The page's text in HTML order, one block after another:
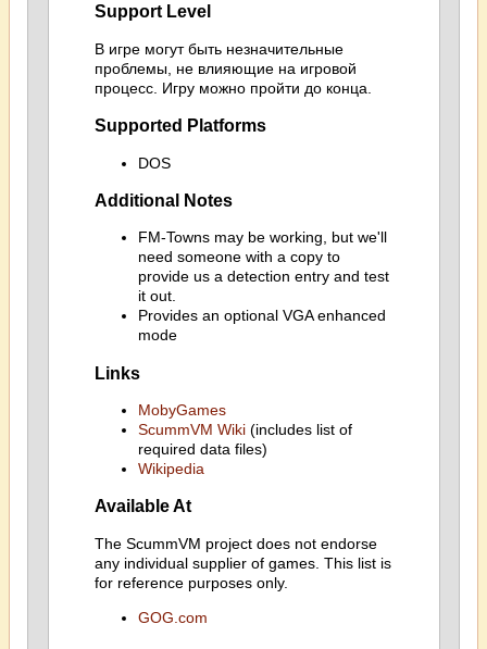
Support Level
В игре могут быть незначительные
проблемы, не влияющие на игровой
процесс. Игру можно пройти до конца.
Supported Platforms
DOS
Additional Notes
FM-Towns may be working, but we'll
need someone with a copy to
provide us a detection entry and test
it out.
Provides an optional VGA enhanced
mode
Links
MobyGames
ScummVM Wiki(includes list of
required data files)
Wikipedia
Available At
The ScummVM project does not endorse
any individual supplier of games. This list is
for reference purposes only.
GOG.com